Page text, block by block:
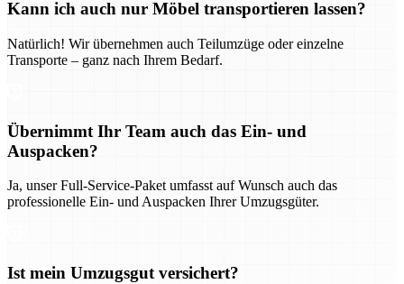
Kann ich auch nur Möbel transportieren lassen?
Natürlich! Wir übernehmen auch Teilumzüge oder einzelne
Transporte – ganz nach Ihrem Bedarf.
Übernimmt Ihr Team auch das Ein- und
Auspacken?
Ja, unser Full-Service-Paket umfasst auf Wunsch auch das
professionelle Ein- und Auspacken Ihrer Umzugsgüter.
Ist mein Umzugsgut versichert?